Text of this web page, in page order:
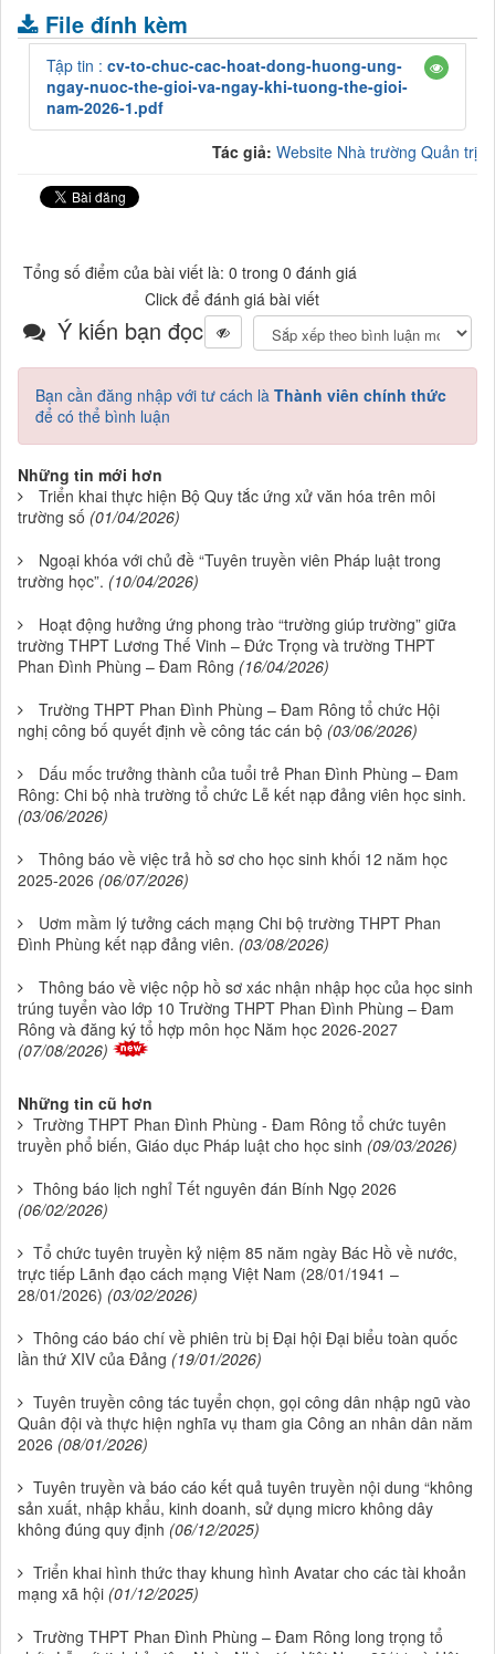
File đính kèm
Tập tin : cv-to-chuc-cac-hoat-dong-huong-ung-
ngay-nuoc-the-gioi-va-ngay-khi-tuong-the-gioi-
nam-2026-1.pdf
Tác giả: Website Nhà trường Quản trị
Tổng số điểm của bài viết là: 0 trong 0 đánh giá
Click để đánh giá bài viết
Ý kiến bạn đọc
Bạn cần đăng nhập với tư cách là Thành viên chính thức
để có thể bình luận
Những tin mới hơn
Triển khai thực hiện Bộ Quy tắc ứng xử văn hóa trên môi
trường số (01/04/2026)
Ngoại khóa với chủ đề “Tuyên truyền viên Pháp luật trong
trường học”. (10/04/2026)
Hoạt động hưởng ứng phong trào “trường giúp trường” giữa
trường THPT Lương Thế Vinh – Đức Trọng và trường THPT
Phan Đình Phùng – Đam Rông (16/04/2026)
Trường THPT Phan Đình Phùng – Đam Rông tổ chức Hội
nghị công bố quyết định về công tác cán bộ (03/06/2026)
Dấu mốc trưởng thành của tuổi trẻ Phan Đình Phùng – Đam
Rông: Chi bộ nhà trường tổ chức Lễ kết nạp đảng viên học sinh.
(03/06/2026)
Thông báo về việc trả hồ sơ cho học sinh khối 12 năm học
2025-2026 (06/07/2026)
Uơm mầm lý tưởng cách mạng Chi bộ trường THPT Phan
Đình Phùng kết nạp đảng viên. (03/08/2026)
Thông báo về việc nộp hồ sơ xác nhận nhập học của học sinh
trúng tuyển vào lớp 10 Trường THPT Phan Đình Phùng – Đam
Rông và đăng ký tổ hợp môn học Năm học 2026-2027
(07/08/2026)
Những tin cũ hơn
Trường THPT Phan Đình Phùng - Đam Rông tổ chức tuyên
truyền phổ biến, Giáo dục Pháp luật cho học sinh (09/03/2026)
Thông báo lịch nghỉ Tết nguyên đán Bính Ngọ 2026
(06/02/2026)
Tổ chức tuyên truyền kỷ niệm 85 năm ngày Bác Hồ về nước,
trực tiếp Lãnh đạo cách mạng Việt Nam (28/01/1941 –
28/01/2026) (03/02/2026)
Thông cáo báo chí về phiên trù bị Đại hội Đại biểu toàn quốc
lần thứ XIV của Đảng (19/01/2026)
Tuyên truyền công tác tuyển chọn, gọi công dân nhập ngũ vào
Quân đội và thực hiện nghĩa vụ tham gia Công an nhân dân năm
2026 (08/01/2026)
Tuyên truyền và báo cáo kết quả tuyên truyền nội dung “không
sản xuất, nhập khẩu, kinh doanh, sử dụng micro không dây
không đúng quy định (06/12/2025)
Triển khai hình thức thay khung hình Avatar cho các tài khoản
mạng xã hội (01/12/2025)
Trường THPT Phan Đình Phùng – Đam Rông long trọng tổ